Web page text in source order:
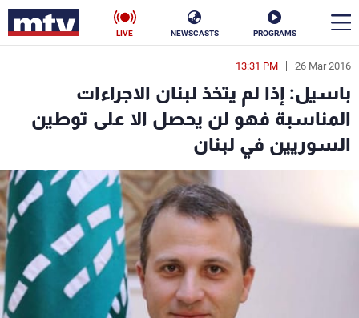
PROGRAMS
NEWSCASTS
LIVE
26 Mar 2016
13:31 PM
باسيل: إذا لم يتخذ لبنان الاجراءات
المناسبة فهو لن يحصل الا على توطين
السوريين في لبنان
en
الأخبار
سياسة
فن
منوعات رياضة